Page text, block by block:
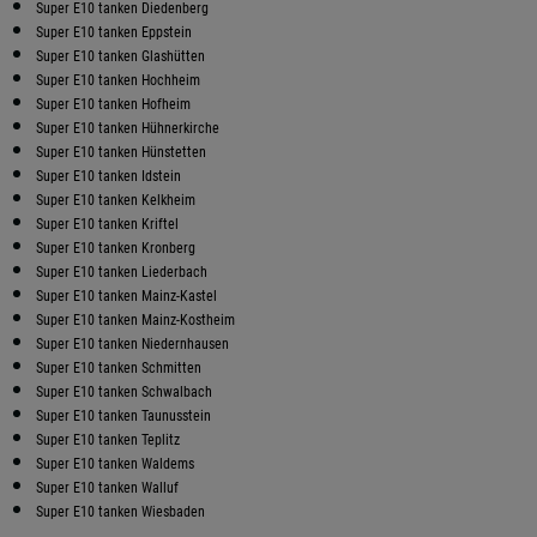
Super E10 tanken Diedenberg
Super E10 tanken Eppstein
Super E10 tanken Glashütten
Super E10 tanken Hochheim
Super E10 tanken Hofheim
Super E10 tanken Hühnerkirche
Super E10 tanken Hünstetten
Super E10 tanken Idstein
Super E10 tanken Kelkheim
Super E10 tanken Kriftel
Super E10 tanken Kronberg
Super E10 tanken Liederbach
Super E10 tanken Mainz-Kastel
Super E10 tanken Mainz-Kostheim
Super E10 tanken Niedernhausen
Super E10 tanken Schmitten
Super E10 tanken Schwalbach
Super E10 tanken Taunusstein
Super E10 tanken Teplitz
Super E10 tanken Waldems
Super E10 tanken Walluf
Super E10 tanken Wiesbaden